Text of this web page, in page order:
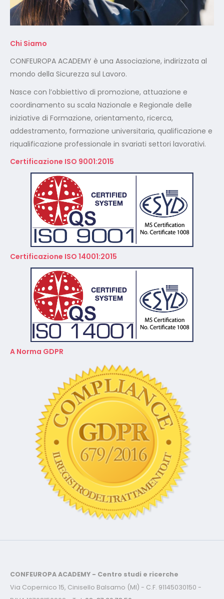
Chi Siamo
mondo della Sicurezza sul Lavoro.
Nasce con l’obbiettivo di promozione, attuazione e
coordinamento su scala Nazionale e Regionale delle
iniziative di Formazione, orientamento, ricerca,
addestramento, formazione universitaria, qualificazione e
riqualificazione professionale in svariati settori lavorativi.
Certificazione ISO 9001:2015
Certificazione ISO 14001:2015
A Norma GDPR
P.IVA 10768150962 - Tel.02-87.36.78.56